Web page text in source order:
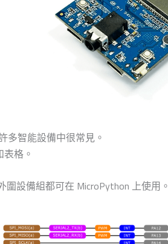
多智能設備中很常見。
格。
設備組都可在 MicroPython 上使用。